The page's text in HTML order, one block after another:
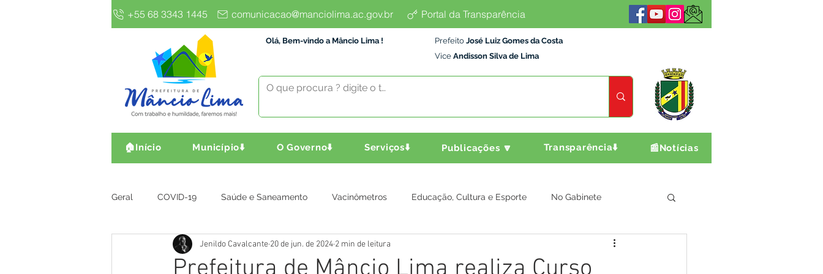
+55 68 3343 1445 comunicacao@manciolima.ac.gov.br Portal da Transparência
Olá, Bem-vindo a Mâncio Lima ! Prefeito José Luiz Gomes da Costa
Vice Andisson Silva de Lima
🏠Início Município⬇️ O Governo⬇️ Serviços⬇️ Publicações 🔽 Transparência⬇️ 📰Notícias
Geral COVID-19 Saúde e Saneamento Vacinômetros Educação, Cultura e Esporte No Gabinete
Gestão e Finanças Infra, Obra e Transporte Assistência Social Agricultura e Produção
Jenildo Cavalcante 20 de jun. de 2024 2 min de leitura